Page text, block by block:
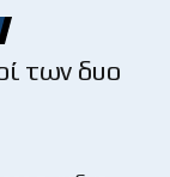
των δυο